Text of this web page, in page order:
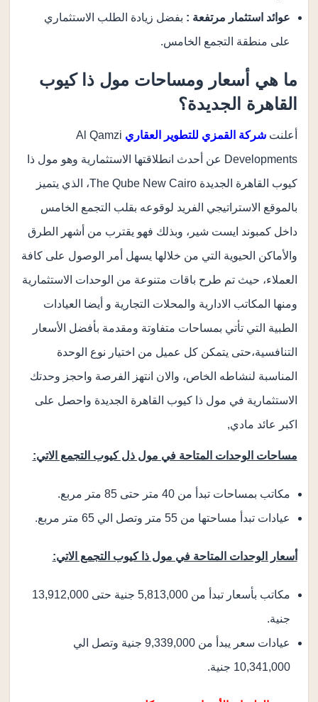
عوائد استثمار مرتفعة : بفضل زيادة الطلب الاستثماري
على منطقة التجمع الخامس.
ما هي أسعار ومساحات مول ذا كيوب
القاهرة الجديدة؟
أعلنتشركة القمزي للتطوير العقاري Al Qamzi
Developments عن أحدث انطلاقتها الاستثمارية وهو مول ذا
كيوب القاهرة الجديدة The Qube New Cairo، الذي يتميز
بالموقع الاستراتيجي الفريد لوقوعه بقلب التجمع الخامس
داخل كمبوند ايست شير، وبذلك فهو يقترب من أشهر الطرق
والأماكن الحيوية التي من خلالها يسهل أمر الوصول على كافة
العملاء، حيث تم طرح باقات متنوعة من الوحدات الاستثمارية
ومنها المكاتب الادارية والمحلات التجارية و أيضا العيادات
الطبية التي تأتي بمساحات متفاوتة ومقدمة بأفضل الأسعار
التنافسية،حتى يتمكن كل عميل من اختيار نوع الوحدة
المناسبة لنشاطه الخاص، والان انتهز الفرصة واحجز وحدتك
الاستثمارية في مول ذا كيوب القاهرة الجديدة واحصل على
اكبر عائد مادي,
مساحات الوحدات المتاحة في مول ذل كيوب التجمع الاتي:
مكاتب بمساحات تبدأ من 40 متر حتى 85 متر مربع.
عيادات تبدأ مساحتها من 55 متر وتصل الي 65 متر مربع.
أسعار الوحدات المتاحة في مول ذا كيوب التجمع الاتي:
مكاتب بأسعار تبدأ من 5,813,000 جنية حتى 13,912,000
جنية.
عيادات سعر يبدأ من 9,339,000 جنية وتصل الي
10,341,000 جنية.